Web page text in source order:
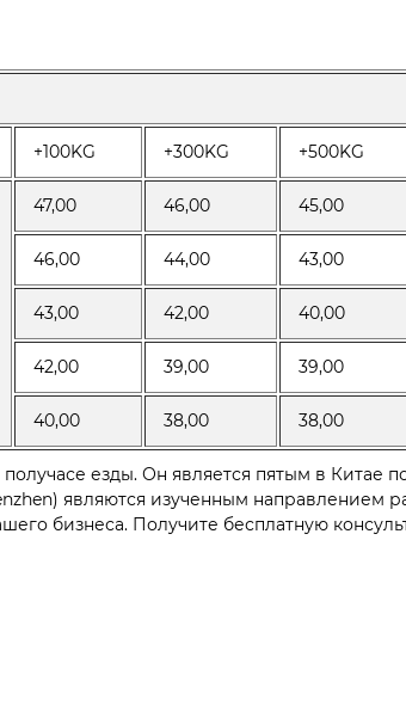
+100KG +300KG +500KG
47,00 46,00 45,00
46,00 44,00 43,00
43,00 42,00 40,00
42,00 39,00 39,00
40,00 38,00 38,00
езды. Он является пятым в Китае
являются изученным направлением
бизнеса. Получите бесплатную